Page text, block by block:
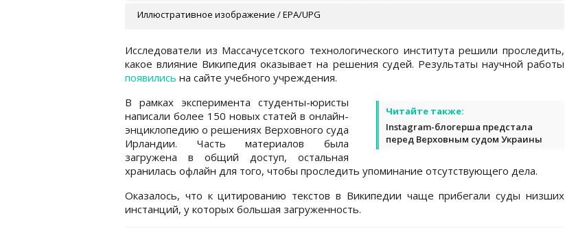
Иллюстративное изображение / EPA/UPG
Исследователи из Массачусетского технологического института решили проследить,
какое влияние Википедия оказывает на решения судей. Результаты научной работы
появились на сайте учебного учреждения.
Читайте также:
Instagram-блогерша предстала
перед Верховным судом Украины
В рамках эксперимента студенты-юристы
написали более 150 новых статей в онлайн-
энциклопедию о решениях Верховного суда
Ирландии. Часть материалов была
загружена в общий доступ, остальная
хранилась офлайн для того, чтобы проследить упоминание отсутствующего дела.
Оказалось, что к цитированию текстов в Википедии чаще прибегали суды низших
инстанций, у которых большая загруженность.